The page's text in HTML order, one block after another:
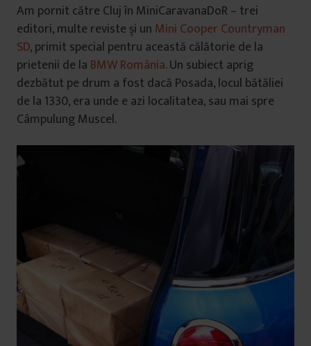
Am pornit către Cluj în MiniCaravanaDoR – trei
editori, multe reviste și un Mini Cooper Countryman
SD, primit special pentru această călătorie de la
prietenii de la BMW România. Un subiect aprig
dezbătut pe drum a fost dacă Posada, locul bătăliei
de la 1330, era unde e azi localitatea, sau mai spre
Câmpulung Muscel.